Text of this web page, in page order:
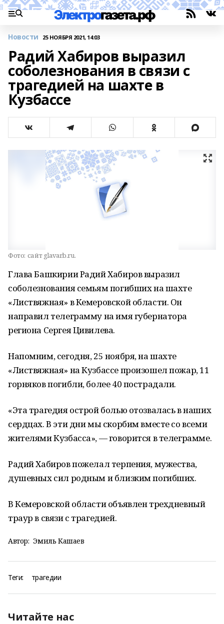
Новости 25 НОЯБРЯ 2021, 14:03
Радий Хабиров выразил
соболезнования в связи с
трагедией на шахте в
Кузбассе
Фото: сайт glavarb.ru.
Глава Башкирии Радий Хабиров выразил
соболезнования семьям погибших на шахте
«Листвяжная» в Кемеровской области. Он
направил телеграмму на имя губернатора
региона Сергея Цивилева.
Напомним, сегодня, 25 ноября, на шахте
«Листвяжная» на Кузбассе произошел пожар, 11
горняков погибли, более 40 пострадали.
«Эта трагедия острой болью отозвалась в наших
сердцах. В эти дни мы скорбим вместе со всеми
жителями Кузбасса», — говорится в телеграмме.
Радий Хабиров пожелал терпения, мужества,
душевных сил родным и близким погибших.
В Кемеровской области объявлен трехдневный
траур в связи с трагедией.
Автор: Эмиль Кашаев
Теги: трагедии
Читайте нас